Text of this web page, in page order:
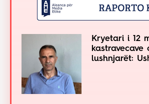
Kryetari i 12
kastravecave
lushnjarët: